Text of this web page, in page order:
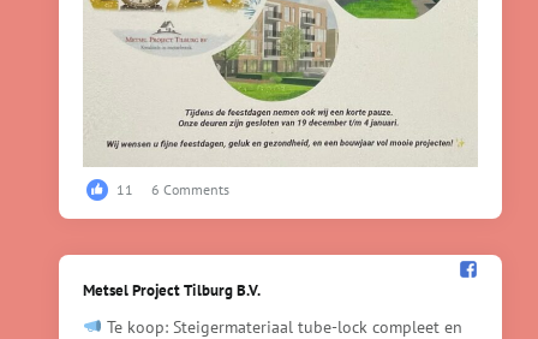
11 6 Comments
Metsel Project Tilburg B.V.️
Te koop: Steigermateriaal tube-lock compleet en